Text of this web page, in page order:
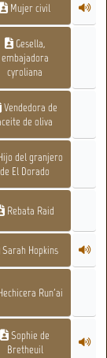
Mujer civil
Gesella,
embajadora
cyroliana
Vendedora de
de oliva
del granjero
de El Dorado
Rebata Raid
Sarah Hopkins
Run'ai
Sophie de
Bretheuil